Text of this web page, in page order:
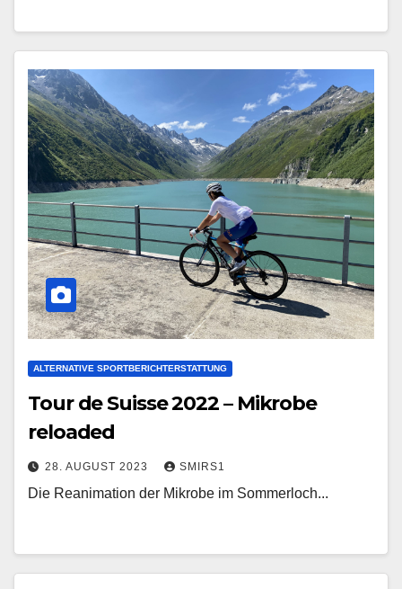
ALTERNATIVE SPORTBERICHTERSTATTUNG
Tour de Suisse 2022 – Mikrobe
reloaded
28. AUGUST 2023 SMIRS1
Die Reanimation der Mikrobe im Sommerloch...